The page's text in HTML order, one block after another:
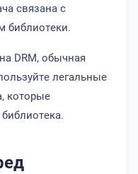
связана с
библиотеки.
DRM, обычная
легальные
которые